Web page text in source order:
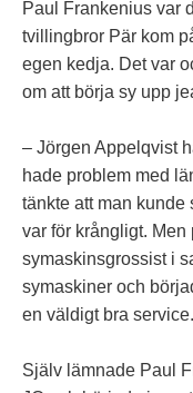
Paul Frankenius var
tvillingbror Pär kom
egen kedja. Det var
om att börja sy upp
– Jörgen Appelqvist
hade problem med
tänkte att man kunde
var för krångligt. Men
symaskinsgrossist i
symaskiner och
en väldigt bra service.
Själv lämnade Paul